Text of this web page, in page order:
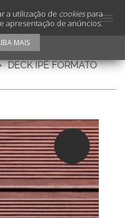
DECK IPÊ FORMATO
a utilização de cookiespara
apresentação de anúncios.
MAIS